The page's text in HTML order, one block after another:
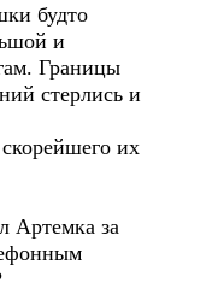
будто
и
Границы
стерлись и
их
Артемка за